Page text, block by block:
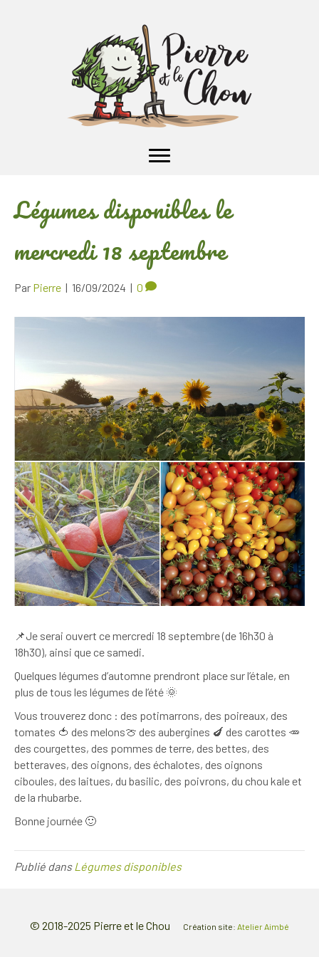
Légumes disponibles le
mercredi 18 septembre
Par Pierre | 16/09/2024 | 0
📌Je serai ouvert ce mercredi 18 septembre (de 16h30 à
18h30), ainsi que ce samedi.
Quelques légumes d’automne prendront place sur l’étale, en
plus de tous les légumes de l’été 🌞
Vous trouverez donc : des potimarrons, des poireaux, des
tomates 🍅 des melons🍈 des aubergines 🍆 des carottes 🥕
des courgettes, des pommes de terre, des bettes, des
betteraves, des oignons, des échalotes, des oignons
ciboules, des laitues, du basilic, des poivrons, du chou kale et
de la rhubarbe.
Bonne journée 🙂
Publié dansLégumes disponibles
© 2018-2025 Pierre et le Chou Création site: Atelier Aimbé